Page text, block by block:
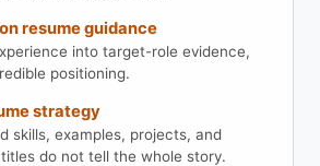
resume guidance
into target-role evidence,
positioning.
strategy
skills, examples, projects, and
do not tell the whole story.